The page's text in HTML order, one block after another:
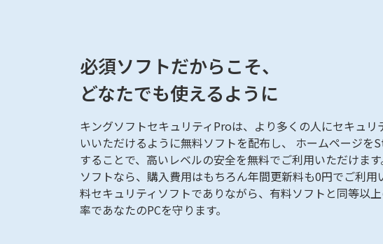
必須ソフトだからこそ、
どなたでも使えるように
キングソフトセキュリティProは、より多くの人にセキュリ
いいただけるように無料ソフトを配布し、 ホームページを
することで、高いレベルの安全を無料でご利用いただけま
ソフトなら、購入費用はもちろん年間更新料も0円でご利用
料セキュリティソフトでありながら、有料ソフトと同等以
率であなたのPCを守ります。